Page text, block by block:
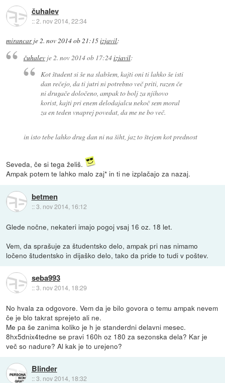
čuhalev
::2. nov 2014, 22:34
mirancarje2. nov 2014 ob 21:15izjavil:
čuhalevje2. nov 2014 ob 17:24izjavil:
Kot študent si še na slabšem, kajti oni ti lahko še isti
dan rečejo, da ti jutri ni potrebno več priti, razen če
ni drugače določeno, ampak to bolj za njihovo
korist, kajti pri enem delodajalcu nekoč sem moral
za en teden vnaprej povedat, da me ne bo več.
in isto tebe lahko drug dan ni na šiht, jaz to štejem kot prednost
Seveda, če si tega želiš.
Ampak potem te lahko malo zaj* in ti ne izplačajo za nazaj.
betmen
::3. nov 2014, 16:12
Glede nočne, nekateri imajo pogoj vsaj 16 oz. 18 let.
Vem, da sprašuje za študentsko delo, ampak pri nas nimamo
ločeno študentsko in dijaško delo, tako da pride to tudi v poštev.
seba993
::3. nov 2014, 18:29
No hvala za odgovore. Vem da je bilo govora o temu ampak nevem
če je blo takrat sprejeto ali ne.
Me pa še zanima koliko je h je standerdni delavni mesec.
8hx5dnix4tedne se pravi 160h oz 180 za sezonska dela? Kar je
več so nadure? Al kak je to urejeno?
Blinder
::3. nov 2014, 18:32